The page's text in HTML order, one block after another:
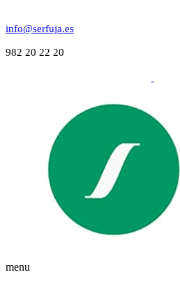
info@serfuja.es
982 20 22 20
menu